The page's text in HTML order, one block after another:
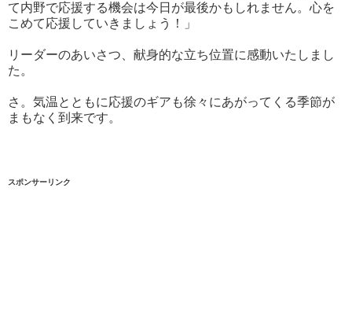
て内野で応援する機会は今日が最後かもしれません。心を
こめて応援していきましょう！」
リーダーのあいさつ、献身的な立ち位置に感動いたしまし
た。
さ。気温とともに応援のギアも徐々にあがってくる季節が
まもなく到来です。
スポンサーリンク